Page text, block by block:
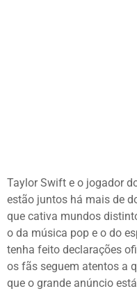
Taylor Swift e o jogador
estão juntos há mais de
que cativa mundos
o da música pop e o do
tenha feito declarações
os fãs seguem atentos a
que o grande anúncio